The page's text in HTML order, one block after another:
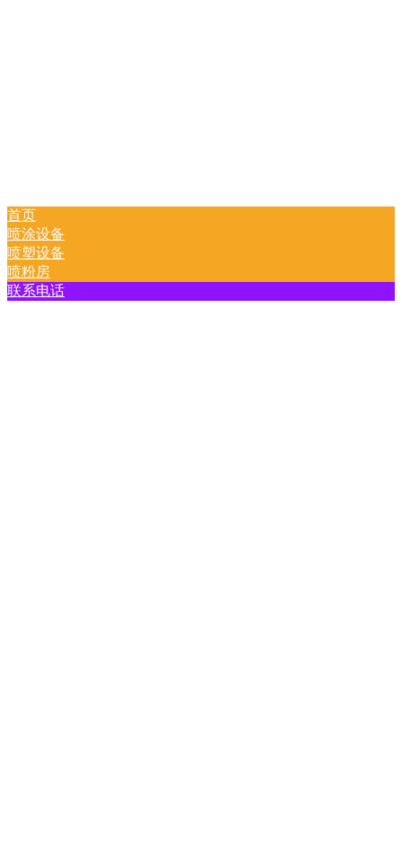
首页
喷涂设备
喷塑设备
喷粉房
联系电话